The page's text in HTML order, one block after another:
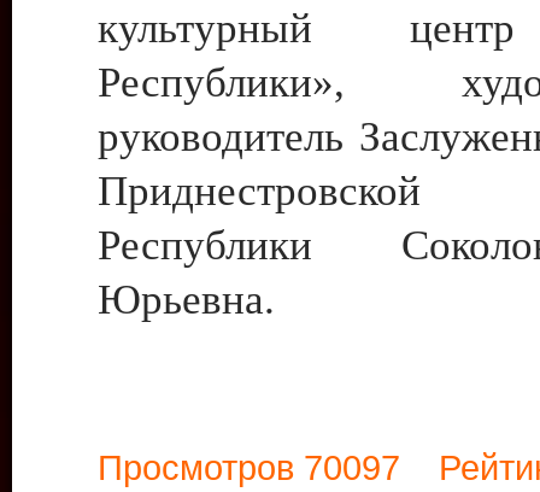
культурный
Республики»,
руководитель
Приднестровской
Республики
Юрьевна.
Просмотров 70097